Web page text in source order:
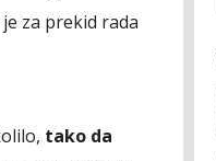
za prekid rada
tako da